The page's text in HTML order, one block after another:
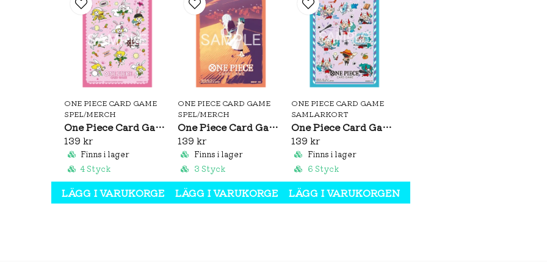
ONE PIECE CARD GAME
SPEL/MERCH
One Piece Card Game Official Sleeves: Carrot Vol.5
139 kr
Finns i lager
4 Styck
LÄGG I VARUKORGEN
ONE PIECE CARD GAME
SPEL/MERCH
One Piece Card Game Official Sleeves: Nefeltari Vivi Vol.5
139 kr
Finns i lager
3 Styck
LÄGG I VARUKORGEN
ONE PIECE CARD GAME
SAMLARKORT
One Piece Card Game Official Sleeves: Yamato Vol.15
139 kr
Finns i lager
6 Styck
LÄGG I VARUKORGEN